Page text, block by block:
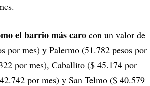
el barrio más caro con un valor de
por mes) y Palermo (51.782 pesos por
por mes), Caballito ($ 45.174 por
por mes) y San Telmo ($ 40.579